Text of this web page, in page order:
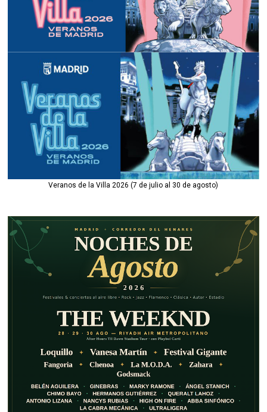
Veranos de la Villa 2026 (7 de julio al 30 de agosto)